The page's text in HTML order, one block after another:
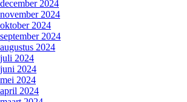
december 2024
november 2024
oktober 2024
september 2024
augustus 2024
juli 2024
juni 2024
mei 2024
april 2024